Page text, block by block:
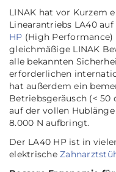
LINAK hat vor Kurzem
Linearantriebs LA40
HP (High
gleichmäßige LINAK
alle bekannten
erforderlichen
hat außerdem ein
Betriebsgeräusch (< 50
auf der vollen
8.000 N aufbringt.
Der LA40 HP ist in
elektrische